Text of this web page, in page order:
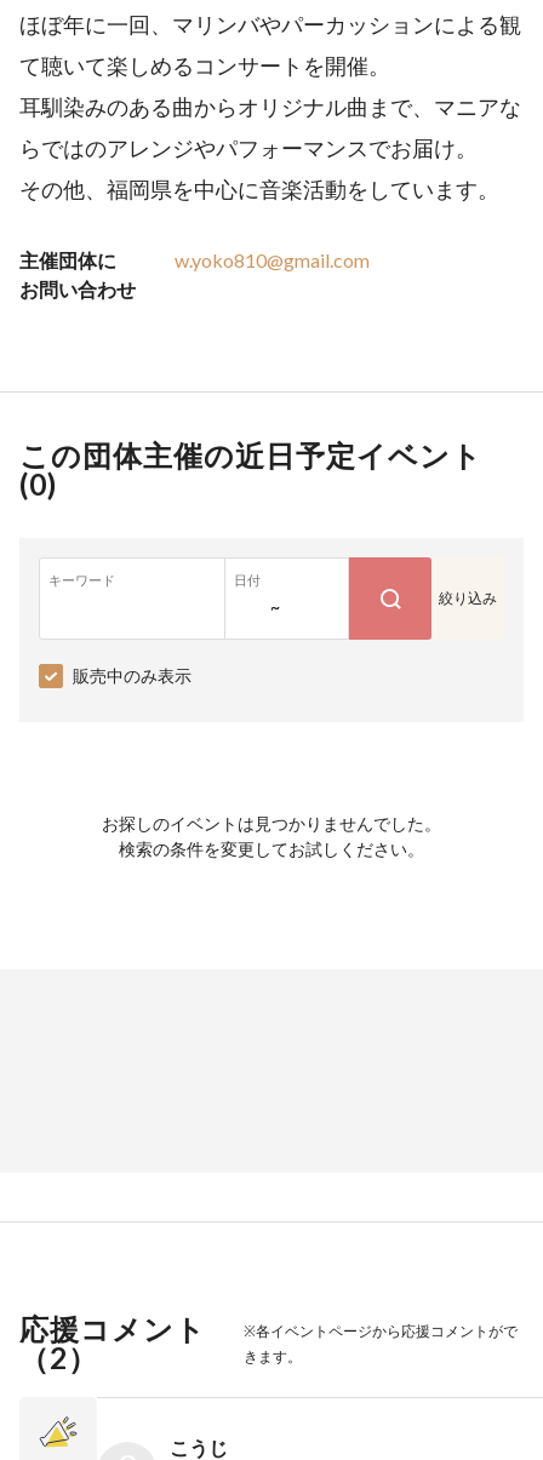
ほぼ年に一回、マリンバやパーカッションによる観
て聴いて楽しめるコンサートを開催。
耳馴染みのある曲からオリジナル曲まで、マニアな
らではのアレンジやパフォーマンスでお届け。
その他、福岡県を中心に音楽活動をしています。
主催団体に
お問い合わせ
w.yoko810@gmail.com
この団体主催の近日予定イベント
(0)
キーワード 日付
~ 絞り込み
販売中のみ表示
お探しのイベントは見つかりませんでした。
検索の条件を変更してお試しください。
応援コメント
（2）
※各イベントページから応援コメントがで
きます。
こうじ